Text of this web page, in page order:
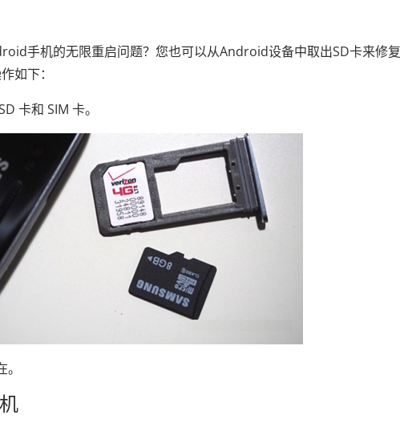
手机的无限重启问题？您也可以从Android设备中取出SD卡来修
如下：
卡和 SIM 卡。